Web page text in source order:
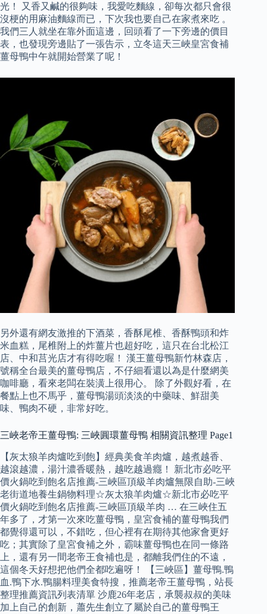
光！ 又香又鹹的很夠味，我愛吃麵線，卻每次都只會很
沒梗的用麻油麵線而已，下次我也要自己在家煮來吃 。
我們三人就坐在靠外面這邊，回頭看了一下旁邊的價目
表，也發現旁邊貼了一張告示，立冬這天三峽皇宮食補
薑母鴨中午就開始營業了呢！
另外還有網友激推的下酒菜，香酥尾椎、香酥鴨頭和炸
米血糕，尾椎附上的炸薑片也超好吃，這只在台北松江
店、中和莒光店才有得吃喔！ 漢王薑母鴨新竹林森店，
號稱全台最美的薑母鴨店，不仔細看還以為是什麼網美
咖啡廳，看來老闆在裝潢上很用心。 除了外觀好看，在
餐點上也不馬乎，薑母鴨湯頭淡淡的中藥味、鮮甜美
味、鴨肉不硬，非常好吃。
三峽老帝王薑母鴨: 三峽圓環薑母鴨 相關資訊整理 Page1
【灰太狼羊肉爐吃到飽】經典美食羊肉爐，越煮越香、
越滾越濃，湯汁濃香暖熱，越吃越過癮！ 新北市必吃平
價火鍋吃到飽名店推薦-三峽區頂級羊肉爐無限自助-三峽
老街道地養生鍋物料理☆灰太狼羊肉爐☆新北市必吃平
價火鍋吃到飽名店推薦-三峽區頂級羊肉 … 在三峽住五
年多了，才第一次來吃薑母鴨，皇宮食補的薑母鴨我們
都覺得還可以，不錯吃，但心裡有在期待其他家會更好
吃；其實除了皇宮食補之外，霸味薑母鴨也在同一條路
上，還有另一間老帝王食補也是，都離我們住的不遠，
這個冬天好想把他們全都吃遍呀！ 【三峽區】薑母鴨.鴨
血.鴨下水.鴨腸料理美食特搜，推薦老帝王薑母鴨，站長
整理推薦資訊列表清單 沙鹿26年老店，承襲叔叔的美味
加上自己的創新，蕭先生創立了屬於自己的薑母鴨王